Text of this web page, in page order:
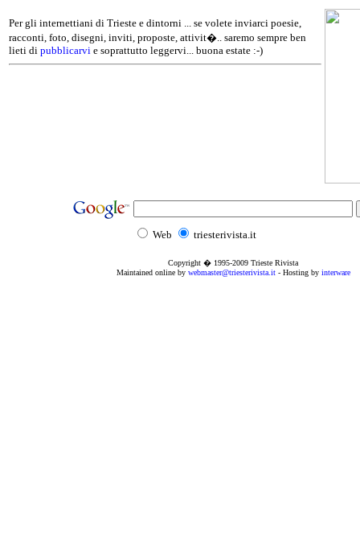
Per gli internettiani di Trieste e dintorni ... se volete inviarci poesie,
racconti, foto, disegni, inviti, proposte, attivit�.. saremo sempre ben
lieti di pubblicarvi e soprattutto leggervi... buona estate :-)
Web triesterivista.it
Copyright � 1995-2009 Trieste Rivista
Maintained online by webmaster@triesterivista.it- Hosting by interware